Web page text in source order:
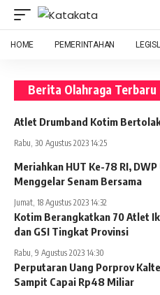
HOME PEMERINTAHAN
Berita Olahraga Terbaru
Atlet Drumband Kotim
Rabu, 30 Agustus 2023 14:25
Meriahkan HUT Ke-78 RI, DWP
Menggelar Senam Bersama
Jumat, 18 Agustus 2023 14:32
Kotim Berangkatkan 70 Atlet
dan GSI Tingkat Provinsi
Rabu, 9 Agustus 2023 14:30
Perputaran Uang Porprov
Sampit Capai Rp48 Miliar